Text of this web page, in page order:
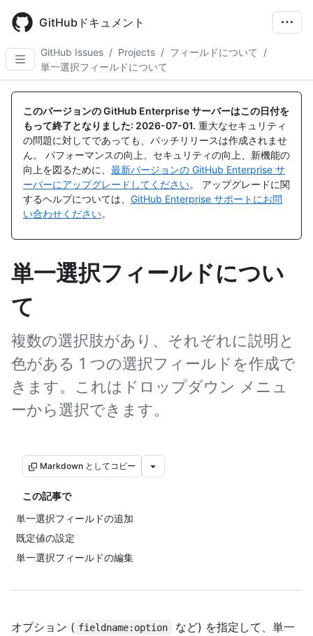
main
content
GitHubドキュメント
GitHub Issues / Projects / フィールドについて
/
単一選択フィールドについて
このバージョンの GitHub Enterprise サーバーはこの日付を
もって終了となりました: 2026-07-01. 重大なセキュリティ
の問題に対してであっても、パッチリリースは作成されませ
ん。 パフォーマンスの向上、セキュリティの向上、新機能の
向上を図るために、 最新バージョンの GitHub Enterprise サ
ーバーにアップグレードしてください。 アップグレードに関
するヘルプについては、 GitHub Enterprise サポートにお問
い合わせください。
単一選択フィールドについ
て
複数の選択肢があり、それぞれに説明と
色がある 1 つの選択フィールドを作成で
きます。これはドロップダウン メニュ
ーから選択できます。
Markdown としてコピー
この記事で
単一選択フィールドの追加
既定値の設定
単一選択フィールドの編集
オプション ( fieldname:option
など) を指定して、単一